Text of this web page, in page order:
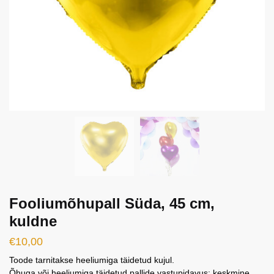
Fooliumõhupall Süda, 45 cm,
kuldne
€10,00
Toode tarnitakse heeliumiga täidetud kujul.